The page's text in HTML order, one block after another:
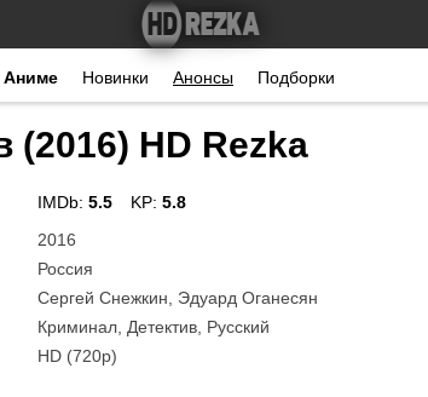
Аниме Новинки Анонсы Подборки
(2016) HD Rezka
IMDb: 5.5 KP: 5.8
2016
Россия
Сергей Снежкин, Эдуард Оганесян
Криминал, Детектив, Русский
HD (720p)